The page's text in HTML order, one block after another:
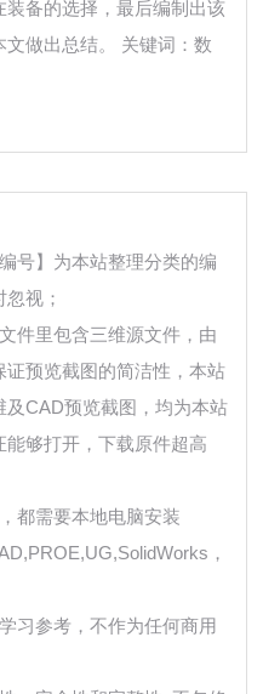
备的选择，最后编制出该
做出总结。 关键词：数
号】为本站整理分类的编
视；
件里包含三维源文件，由
预览截图的简洁性，本站
CAD预览截图，均为本站
够打开，下载原件超高
都需要本地电脑安装
，
习参考，不作为任何商用